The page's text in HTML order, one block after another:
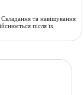
та навішування
після їх